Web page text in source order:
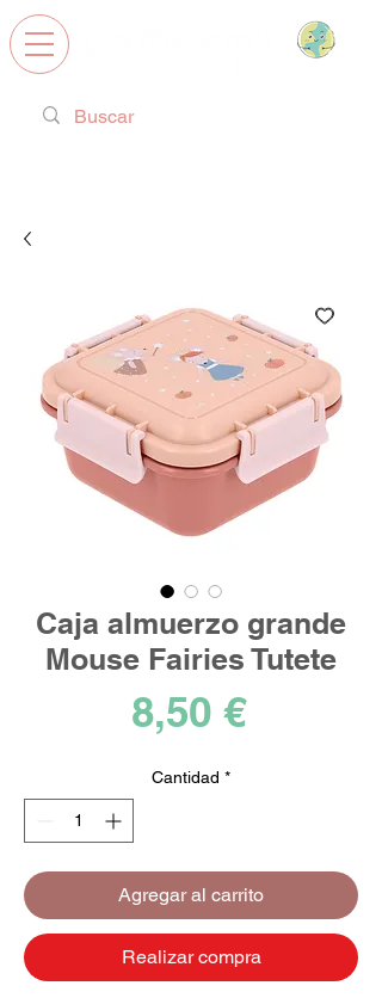
Caja almuerzo grande
Mouse Fairies Tutete
8,50 €Precio
Cantidad *
Agregar al carrito
Realizar compra